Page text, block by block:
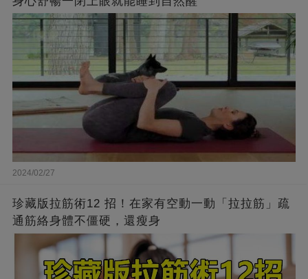
2024/02/27
珍藏版拉筋術12 招！在家有空動一動「拉拉筋」疏
通筋絡身體不僵硬，還瘦身